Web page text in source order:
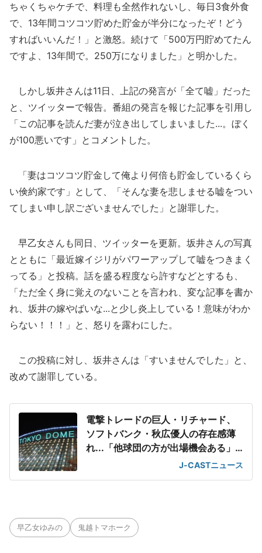
ちゃくちゃケチで、料理も全然作れないし、毎日3食外食
で、13年間コツコツ貯めた貯金が半分になったぞ！どう
すればいいんだ！」と激怒。続けて「500万円貯めてたん
ですよ、13年間で。250万になりました」と明かした。
しかし坂井さんは11日、上記の発言が「全て嘘」だった
と、ツイッターで報告。番組の発言を報じた記事を引用し
「この記事を読んだ妻が泣き出してしまいました...。ぼく
が100悪いです」とコメントした。
「妻はコツコツ貯金して俺より何倍も貯金しているくら
い倹約家です」として、「そんな妻を悲しませる嘘をつい
てしまい申し訳ございませんでした」と謝罪した。
早乙女さんも同日、ツイッターを更新。坂井さんの写真
とともに「最近嫁イジリがパワーアップして嘘をつきまく
ってる」と投稿。話を盛る程度なら許すなどとするも、
「ただ全く身に覚えのないことを言われ、変な記事を書か
れ、坂井の嫁やばいな...と少し炎上している！意味がわか
らない！！！」と、怒りを露わにした。
この投稿に対し、坂井さんは「すいませんでした」と、
改めて謝罪している。
電撃トレードの巨人・リチャード、
ソフトバンク・秋広優人の存在感薄
れ...「他球団の方が出場機会ある」
J-CASTニュース
早乙女ゆみの 鬼越トマホーク